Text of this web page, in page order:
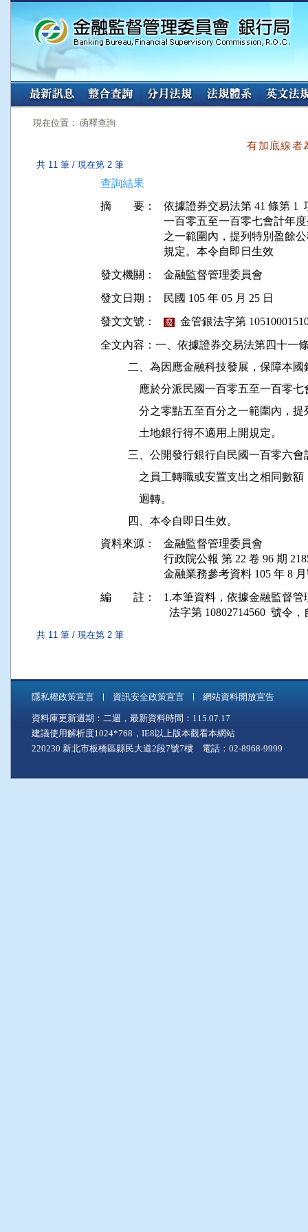
:::
現在位置： 函釋查詢
有加底線者
共 11 筆 / 現在第 2 筆
查詢結果
摘 要：
依據證券交易法第 41 條第 1
一百零五至一百零七會計年
之一範圍內，提列特別盈餘
發文機關：
金融監督管理委員會
發文日期：
民國 105 年 05 月 25 日
發文文號：
廢
金管銀法字第
全文內容：一、依據證券交易法第四十一
二、為因應金融科技發展，保障
應於分派民國一百零五至一百
分之零點五至百分之一範圍內
              土地銀行得不適用上開規定。
三、公開發行銀行自民國一百零
之員工轉職或安置支出之相同
              迴轉。
資料來源：
金融監督管理委員會
行政院公報 第 22 卷 96 期
金融業務參考資料 105 年 8
編 註：
1.本筆資料，依據金融監督管
法字第 10802714560  號令
共 11 筆 / 現在第 2 筆
隱私權政策宣言 資訊安全政策宣言 網站資料開放宣告
資料庫更新週期：二週，最新資料時間：115.07.17
建議使用解析度1024*768，IE8以上版本觀看本網站
220230 新北市板橋區縣民大道2段7號7樓 電話：02-8968-9999